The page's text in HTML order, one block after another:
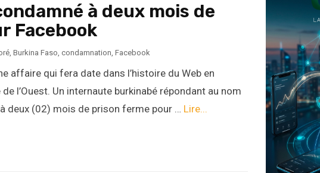
à deux mois de
Facebook
, Burkina Faso, condamnation, Facebook
affaire qui fera date dans l’histoire du Web en
l’Ouest. Un internaute burkinabé répondant au nom
deux (02) mois de prison ferme pour … Lire...